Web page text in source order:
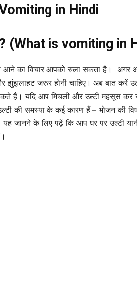
in Hindi
(What is vomiting in
आने का विचार आपको रुला सकता है। अगर
और झुंझलाहट जरूर होनी चाहिए। अब बात करें
हैं। यदि आप मिचली और उल्टी महसूस कर
की समस्या के कई कारण हैं – भोजन की
जानने के लिए पढ़ें कि आप घर पर उल्टी